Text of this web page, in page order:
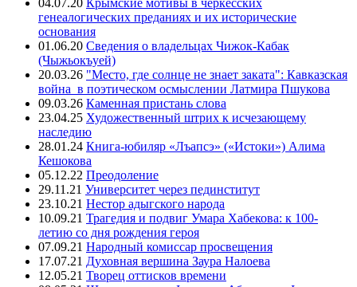
04.07.20 Крымские мотивы в черкесских
генеалогических преданиях и их исторические
основания
01.06.20 Сведения о владельцах Чижок-Кабак
(Чыжьокъуей)
20.03.26 "Место, где солнце не знает заката": Кавказская
война в поэтическом осмыслении Латмира Пшукова
09.03.26 Каменная пристань слова
23.04.25 Художественный штрих к исчезающему
наследию
28.01.24 Книга-юбиляр «Лъапсэ» («Истоки») Алима
Кешокова
05.12.22 Преодоление
29.11.21 Университет через пединститут
23.10.21 Нестор адыгского народа
10.09.21 Трагедия и подвиг Умара Хабекова: к 100-
летию со дня рождения героя
07.09.21 Народный комиссар просвещения
17.07.21 Духовная вершина Заура Налоева
12.05.21 Творец оттисков времени